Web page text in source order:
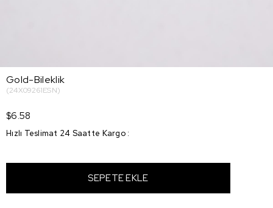
Gold-Bileklik
(24X09261ESN)
$6.58
Hızlı Teslimat 24 Saatte Kargo :